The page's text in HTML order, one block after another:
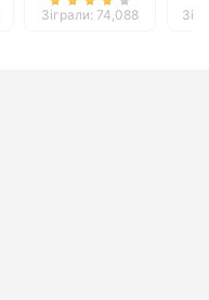
Зіграли: 74,088